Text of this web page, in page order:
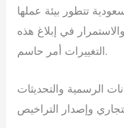
تتطور بيئة عملها
في إبلاغ هذه
التغييرات أمر حاسم.
الرسمية والتحديثات